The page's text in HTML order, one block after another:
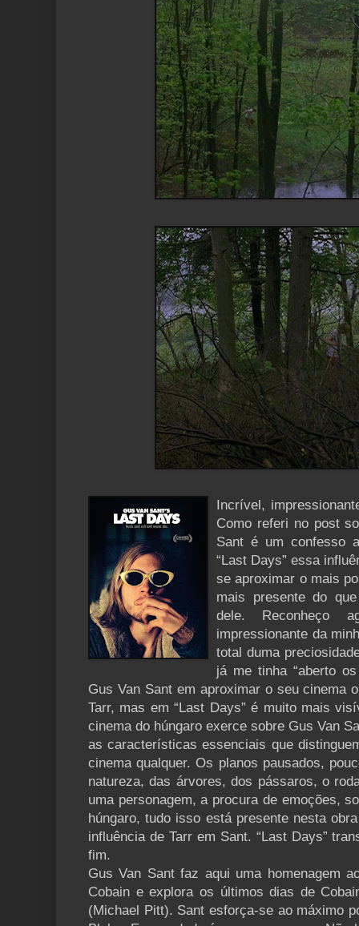
Incrível,
Como referi no post
Sant é um confesso
“Last Days” essa
se aproximar o mais
mais presente do
dele. Reconheço
impressionante da
total duma
já me tinha “aberto
Gus Van Sant em aproximar o seu cinema
Tarr, mas em “Last Days” é muito mais
cinema do húngaro exerce sobre Gus Van
as características essenciais que
cinema qualquer. Os planos pausados,
natureza, das árvores, dos pássaros, o
uma personagem, a procura de emoções,
húngaro, tudo isso está presente nesta
influência de Tarr em Sant. “Last Days”
fim.
Gus Van Sant faz aqui uma homenagem
Cobain e explora os últimos dias de
(Michael Pitt). Sant esforça-se ao máximo